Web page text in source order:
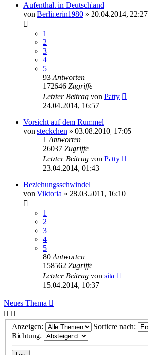
Aufenthalt in Deutschland
von Berlinerin1980 » 20.04.2014, 22:27
1
2
3
4
5
93 Antworten
172646 Zugriffe
Letzter Beitrag von Patty
24.04.2014, 16:57
Vorsicht auf dem Rummel
von steckchen » 03.08.2010, 17:05
1 Antworten
26037 Zugriffe
Letzter Beitrag von Patty
23.04.2014, 01:43
Beziehungsschwindel
von Viktoria » 28.03.2011, 16:10
1
2
3
4
5
80 Antworten
158562 Zugriffe
Letzter Beitrag von sita
15.04.2014, 10:37
Neues Thema
Anzeigen:
Sortiere nach:
Richtung: